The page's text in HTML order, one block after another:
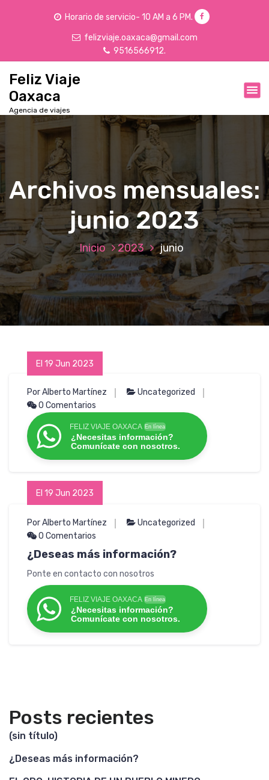
a
o
t
e
i
d
o
Horario de servicio- 10 AM a 6 PM.
felizviaje.oaxaca@gmail.com
9516566912.
Feliz Viaje
Oaxaca
Agencia de viajes
Archivos mensuales:
junio 2023
Inicio 2023 junio
El 19 Jun 2023
Por Alberto Martínez
Uncategorized
0 Comentarios
FELIZ VIAJE OAXACA En línea
¿Necesitas información?
Comunícate con nosotros.
El 19 Jun 2023
Por Alberto Martínez
Uncategorized
0 Comentarios
¿Deseas más información?
Ponte en contacto con nosotros
FELIZ VIAJE OAXACA En línea
¿Necesitas información?
Comunícate con nosotros.
Posts recientes
(sin título)
¿Deseas más información?